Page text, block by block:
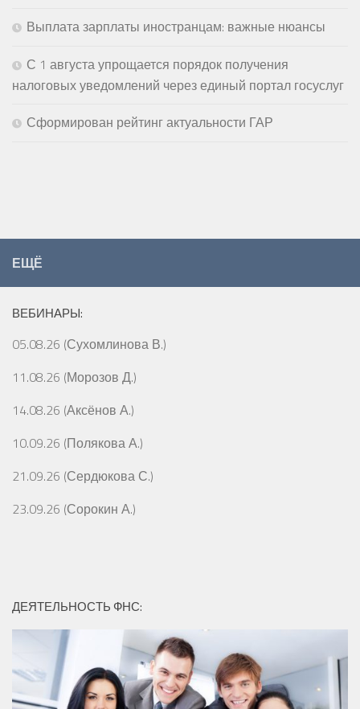
Выплата зарплаты иностранцам: важные нюансы
С 1 августа упрощается порядок получения
налоговых уведомлений через единый портал госуслуг
Сформирован рейтинг актуальности ГАР
ЕЩЁ
ВЕБИНАРЫ:
05.08.26 (Сухомлинова В.)
11.08.26 (Морозов Д.)
14.08.26 (Аксёнов А.)
10.09.26 (Полякова А.)
21.09.26 (Сердюкова С.)
23.09.26 (Сорокин А.)
ДЕЯТЕЛЬНОСТЬ ФНС: